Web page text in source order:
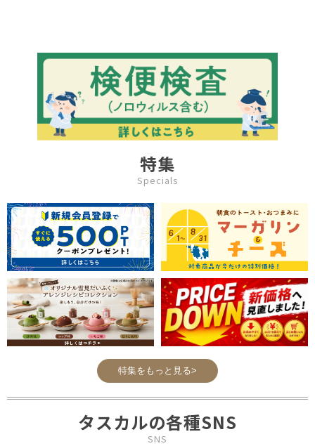
特集
Specials
特集をもっと見る>
タスカルの各種SNS
SNS